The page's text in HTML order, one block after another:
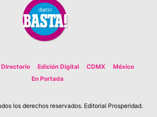
Directorio Edición Digital CDMX
México
En Portada
los derechos reservados. Editorial Prosperidad.